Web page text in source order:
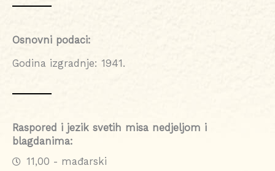
Osnovni podaci:
Godina izgradnje: 1941.
Raspored i jezik svetih misa nedjeljom i
blagdanima:
11,00 - mađarski